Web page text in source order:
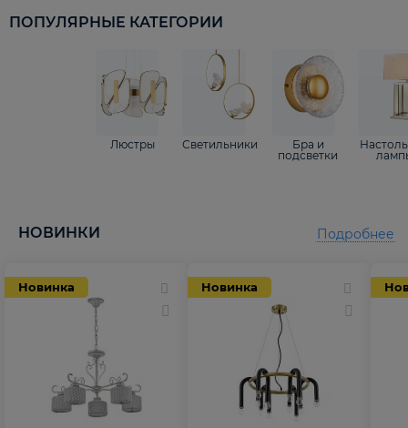
ПОПУЛЯРНЫЕ КАТЕГОРИИ
Люстры Светильники
Бра и
подсветки
НОВИНКИ
Новинка Новинка
Подробнее